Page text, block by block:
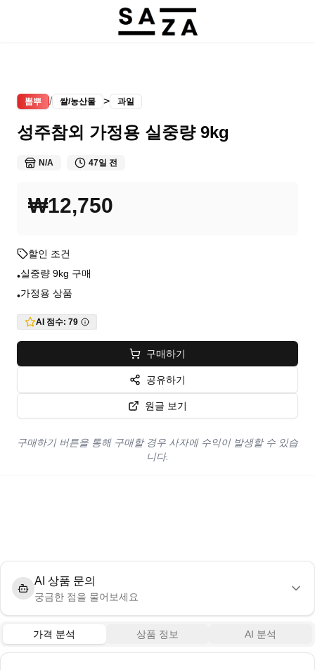
뽐뿌 / 쌀/농산물 > 과일
성주참외 가정용 실중량 9kg
N/A 47일 전
₩12,750
할인 조건
•실중량 9kg 구매
•가정용 상품
AI 점수: 79
구매하기
공유하기
원글 보기
구매하기 버튼을 통해 구매할 경우 사자에 수익이 발생할 수 있습
니다.
AI 상품 문의
궁금한 점을 물어보세요
가격 분석 상품 정보 AI 분석